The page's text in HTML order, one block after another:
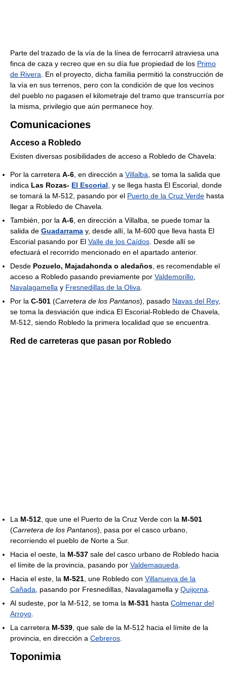
Parte del trazado de la vía de la línea de ferrocarril atraviesa una
finca de caza y recreo que en su día fue propiedad de los Primo
de Rivera . En el proyecto, dicha familia permitió la construcción de
la vía en sus terrenos, pero con la condición de que los vecinos
del pueblo no pagasen el kilometraje del tramo que transcurría por
la misma, privilegio que aún permanece hoy.
Comunicaciones
Acceso a Robledo
Existen diversas posibilidades de acceso a Robledo de Chavela:
Por la carretera A-6 , en dirección a Villalba , se toma la salida que
indica Las Rozas- El Escorial , y se llega hasta El Escorial, donde
se tomará la M-512, pasando por el Puerto de la Cruz Verde hasta
llegar a Robledo de Chavela.
También, por la A-6 , en dirección a Villalba, se puede tomar la
salida de Guadarrama y, desde allí, la M-600 que lleva hasta El
Escorial pasando por El Valle de los Caídos . Desde allí se
efectuará el recorrido mencionado en el apartado anterior.
Desde Pozuelo, Majadahonda o aledaños , es recomendable el
acceso a Robledo pasando previamente por Valdemorillo
Navalagamella y Fresnedillas de la Oliva
Por la C-501 (Carretera de los Pantanos), pasado Navas del Rey,
se toma la desviación que indica El Escorial-Robledo de Chavela,
M-512, siendo Robledo la primera localidad que se encuentra.
Red de carreteras que pasan por Robledo
La M-512 , que une el Puerto de la Cruz Verde con la M-501
(Carretera de los Pantanos), pasa por el casco urbano,
recorriendo el pueblo de Norte a Sur.
Hacia el oeste, la M-537 sale del casco urbano de Robledo hacia
el límite de la provincia, pasando por Valdemaqueda
Hacia el este, la M-521 , une Robledo con Villanueva de la
Cañada , pasando por Fresnedillas, Navalagamella y Quijorna
Al sudeste, por la M-512, se toma la M-531 hasta Colmenar del
Arroyo
La carretera M-539 , que sale de la M-512 hacia el límite de la
provincia, en dirección a Cebreros
Toponimia